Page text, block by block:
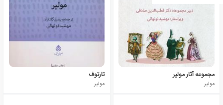
مجموعه آثار مولیر
مولیر
تارتوف
مولیر